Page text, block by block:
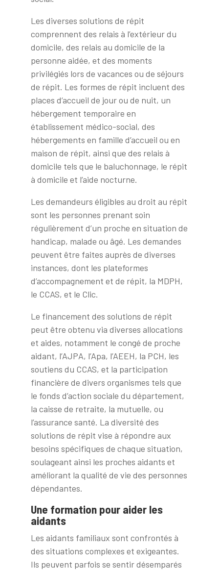
Les diverses solutions de répit
comprennent des relais à l’extérieur du
domicile, des relais au domicile de la
personne aidée, et des moments
privilégiés lors de vacances ou de séjours
de répit. Les formes de répit incluent des
places d’accueil de jour ou de nuit, un
hébergement temporaire en
établissement médico-social, des
hébergements en famille d’accueil ou en
maison de répit, ainsi que des relais à
domicile tels que le baluchonnage, le répit
à domicile et l’aide nocturne.
Les demandeurs éligibles au droit au répit
sont les personnes prenant soin
régulièrement d’un proche en situation de
handicap, malade ou âgé. Les demandes
peuvent être faites auprès de diverses
instances, dont les plateformes
d’accompagnement et de répit, la MDPH,
le CCAS, et le Clic.
Le financement des solutions de répit
peut être obtenu via diverses allocations
et aides, notamment le congé de proche
aidant, l’AJPA, l’Apa, l’AEEH, la PCH, les
soutiens du CCAS, et la participation
financière de divers organismes tels que
le fonds d’action sociale du département,
la caisse de retraite, la mutuelle, ou
l’assurance santé. La diversité des
solutions de répit vise à répondre aux
besoins spécifiques de chaque situation,
soulageant ainsi les proches aidants et
améliorant la qualité de vie des personnes
dépendantes.
Une formation pour aider les
aidants
Les aidants familiaux sont confrontés à
des situations complexes et exigeantes.
Ils peuvent parfois se sentir désemparés